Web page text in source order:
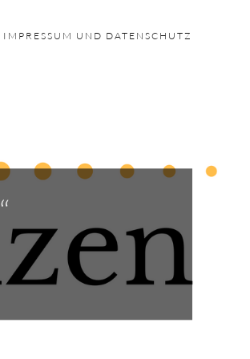
IMPRESSUM UND DATENSCHUTZ